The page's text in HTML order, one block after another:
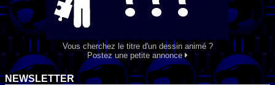
Vous cherchez le titre d'un dessin animé ?
Postez une petite annonce
NEWSLETTER